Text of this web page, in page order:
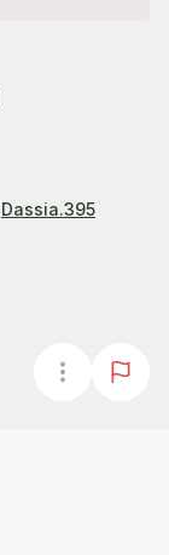
Dassia.395